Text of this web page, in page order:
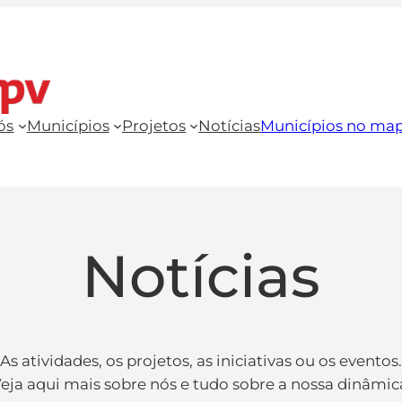
Municípios Projetos NotíciasMunicípios no
Notícias
As atividades, os projetos, as iniciativas ou os eventos.
aqui mais sobre nós e tudo sobre a nossa